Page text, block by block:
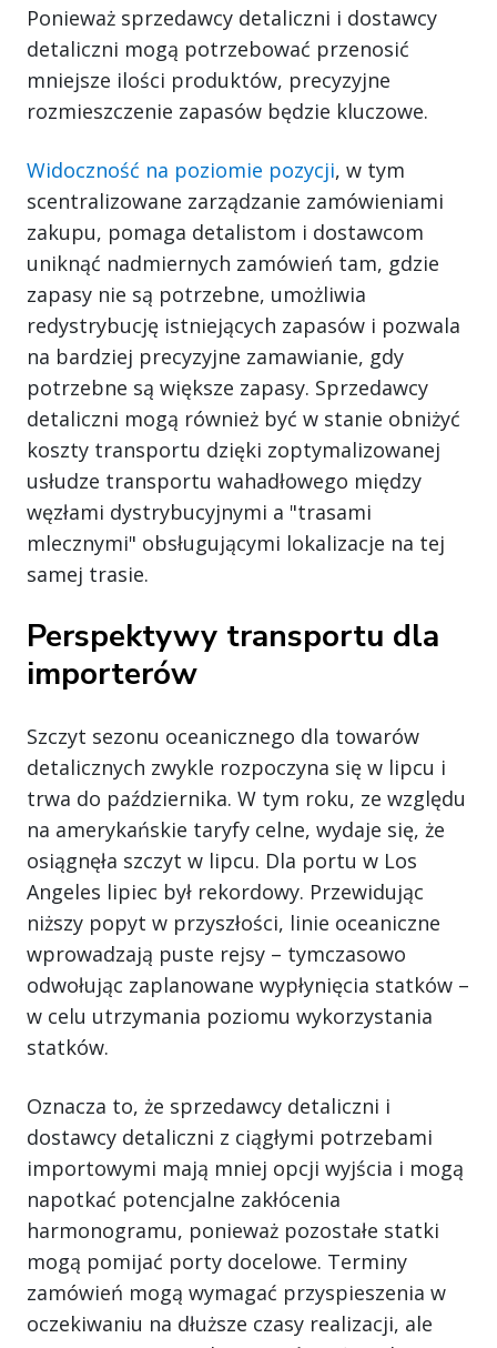
Ponieważ sprzedawcy detaliczni i dostawcy
detaliczni mogą potrzebować przenosić
mniejsze ilości produktów, precyzyjne
rozmieszczenie zapasów będzie kluczowe.
Widoczność na poziomie pozycji, w tym
scentralizowane zarządzanie zamówieniami
zakupu, pomaga detalistom i dostawcom
uniknąć nadmiernych zamówień tam, gdzie
zapasy nie są potrzebne, umożliwia
redystrybucję istniejących zapasów i pozwala
na bardziej precyzyjne zamawianie, gdy
potrzebne są większe zapasy. Sprzedawcy
detaliczni mogą również być w stanie obniżyć
koszty transportu dzięki zoptymalizowanej
usłudze transportu wahadłowego między
węzłami dystrybucyjnymi a "trasami
mlecznymi" obsługującymi lokalizacje na tej
samej trasie.
Perspektywy transportu dla
importerów
Szczyt sezonu oceanicznego dla towarów
detalicznych zwykle rozpoczyna się w lipcu i
trwa do października. W tym roku, ze względu
na amerykańskie taryfy celne, wydaje się, że
osiągnęła szczyt w lipcu. Dla portu w Los
Angeles lipiec był rekordowy. Przewidując
niższy popyt w przyszłości, linie oceaniczne
wprowadzają puste rejsy – tymczasowo
odwołując zaplanowane wypłynięcia statków –
w celu utrzymania poziomu wykorzystania
statków.
Oznacza to, że sprzedawcy detaliczni i
dostawcy detaliczni z ciągłymi potrzebami
importowymi mają mniej opcji wyjścia i mogą
napotkać potencjalne zakłócenia
harmonogramu, ponieważ pozostałe statki
mogą pomijać porty docelowe. Terminy
zamówień mogą wymagać przyspieszenia w
oczekiwaniu na dłuższe czasy realizacji, ale